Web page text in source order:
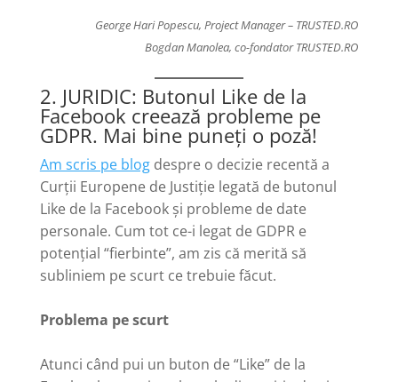
George Hari Popescu, Project Manager – TRUSTED.RO
Bogdan Manolea, co-fondator TRUSTED.RO
2. JURIDIC: Butonul Like de la
Facebook creează probleme pe
GDPR. Mai bine puneți o poză!
Am scris pe blogdespre o decizie recentă a
Curții Europene de Justiție legată de butonul
Like de la Facebook și probleme de date
personale. Cum tot ce-i legat de GDPR e
potențial “fierbinte”, am zis că merită să
subliniem pe scurt ce trebuie făcut.
Problema pe scurt
Atunci când pui un buton de “Like” de la